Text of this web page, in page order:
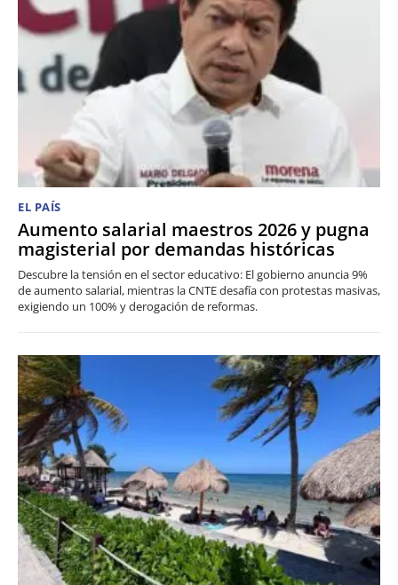
EL PAÍS
Aumento salarial maestros 2026 y pugna
magisterial por demandas históricas
Descubre la tensión en el sector educativo: El gobierno anuncia 9%
de aumento salarial, mientras la CNTE desafía con protestas masivas,
exigiendo un 100% y derogación de reformas.